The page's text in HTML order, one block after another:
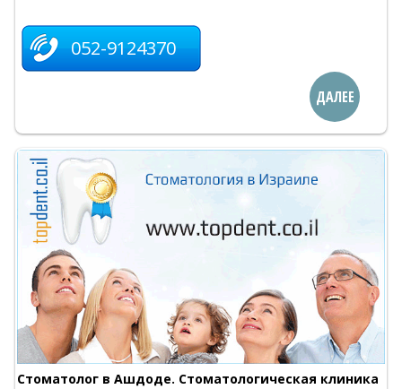
052-9124370
ДАЛЕЕ
Стоматолог в Ашдоде. Стоматологическая клиника